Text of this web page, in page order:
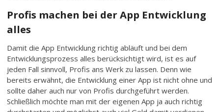
Profis machen bei der App Entwicklung
alles
Damit die App Entwicklung richtig abläuft und bei dem
Entwicklungsprozess alles berücksichtigt wird, ist es auf
jeden Fall sinnvoll, Profis ans Werk zu lassen. Denn wie
bereits erwähnt, die Entwicklung einer App ist nicht ohne und
sollte daher auch nur von Profis durchgeführt werden.
Schließlich möchte man mit der eigenen App ja auch richtig